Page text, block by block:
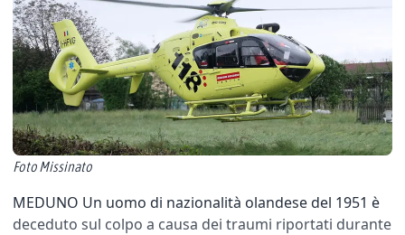
Foto Missinato
MEDUNO Un uomo di nazionalità olandese del 1951 è
deceduto sul colpo a causa dei traumi riportati durante